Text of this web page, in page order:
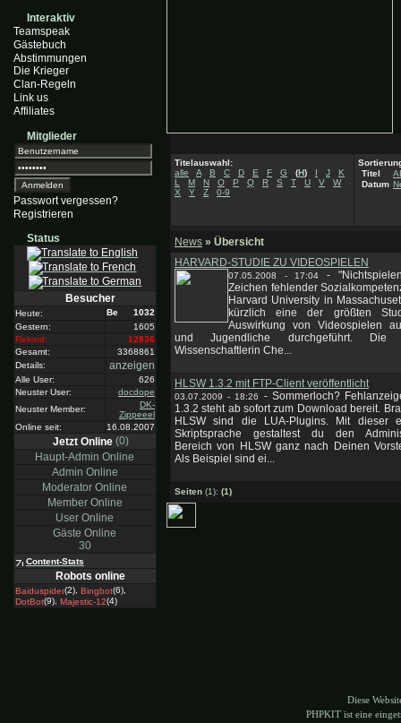
Interaktiv
Teamspeak
Gästebuch
Abstimmungen
Die Krieger
Clan-Regeln
Link us
Affiliates
Mitglieder
Passwort vergessen?
Registrieren
Status
Besucher
Heute:
1032
Gestern:
1605
Rekord:
12836
Gesamt:
3368861
Details:
anzeigen
Alle User:
626
Neuster User:
docdope
Neuster Member:
DK-
Zippeeel
Online seit:
16.08.2007
Jetzt Online (0)
Haupt-Admin Online
Admin Online
Moderator Online
Member Online
User Online
Gäste Online
30
Content-Stats
Robots online
Baiduspider(2), Bingbot(6),
DotBot(9), Majestic-12(4)
Titelauswahl:
alle
A B C D E F G (H) I J
K
L
M N O P Q R S T U V
W
X
Y Z 0-9
Titel
Datum
News » Übersicht
HARVARD-STUDIE ZU VIDEOSPIELEN
07.05.2008 - 17:04 -
Zeichen fehlender
Harvard University in
kürzlich eine der größten
Auswirkung von Videospielen
und Jugendliche durchgeführt. Die
Wissenschaftlerin Che...
HLSW 1.3.2 mit FTP-Client veröffentlicht
03.07.2009 - 18:26 - Sommerloch?
1.3.2 steht ab sofort zum Download bereit.
HLSW sind die LUA-Plugins. Mit dieser
Skriptsprache gestaltest du den
Bereich von HLSW ganz nach Deinen
Als Beispiel sind ei...
Seiten (1): (1)
Diese
PHPKIT ist eine